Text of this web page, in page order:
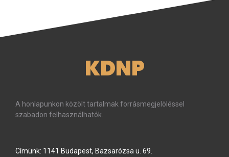
KDNP
A honlapunkon közölt tartalmak forrásmegjelöléssel
szabadon felhasználhatók.
Címünk: 1141 Budapest, Bazsarózsa u. 69.